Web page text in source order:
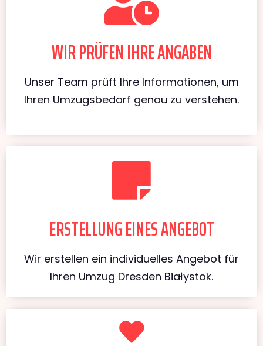
WIR PRÜFEN IHRE ANGABEN
Unser Team prüft Ihre Informationen, um
Ihren Umzugsbedarf genau zu verstehen.
ERSTELLUNG EINES ANGEBOT
Wir erstellen ein individuelles Angebot für
Ihren Umzug Dresden Białystok.